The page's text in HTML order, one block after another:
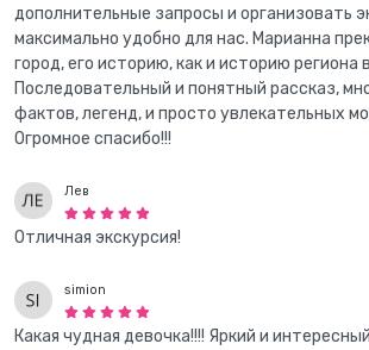
дополнительные запросы и организовать
максимально удобно для нас. Марианна
город, его историю, как и историю региона
Последовательный и понятный рассказ,
фактов, легенд, и просто увлекательных
Огромное спасибо!!!
Лев
Отличная экскурсия!
simion
Какая чудная девочка!!!! Яркий и интересный